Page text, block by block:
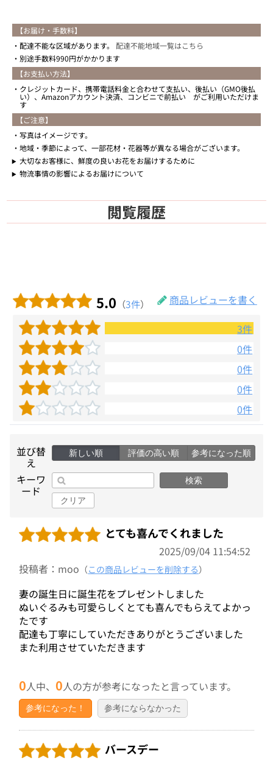
【お届け・手数料】
配達不能な区域があります。 配達不能地域一覧はこちら
別途手数料990円がかかります
【お支払い方法】
クレジットカード、携帯電話料金と合わせて支払い、後払い（GMO後払
い）、Amazonアカウント決済、コンビニで前払い がご利用いただけま
す
【ご注意】
写真はイメージです。
地域・季節によって、一部花材・花器等が異なる場合がございます。
大切なお客様に、鮮度の良いお花をお届けするために
物流事情の影響によるお届けについて
閲覧履歴
5.0 （3件）
商品レビューを書く
3件
0件
0件
0件
0件
並び替
え
新しい順 評価の高い順 参考になった順
キーワ
ード
検索
クリア
とても喜んでくれました
2025/09/04 11:54:52
投稿者：moo （この商品レビューを削除する）
妻の誕生日に誕生花をプレゼントしました
ぬいぐるみも可愛らしくとても喜んでもらえてよかっ
たです
配達も丁寧にしていただきありがとうございました
また利用させていただきます
0人中、0人の方が参考になったと言っています。
参考になった！ 参考にならなかった
バースデー